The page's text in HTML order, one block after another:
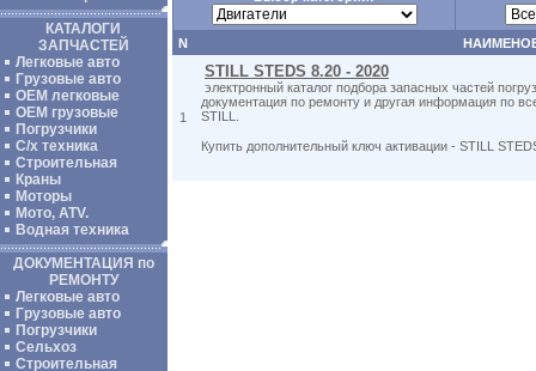
КАТАЛОГИ
ЗАПЧАСТЕЙ
Легковые авто
Грузовые авто
ОЕМ легковые
OEM грузовые
Погрузчики
С/х техника
Строительная
Краны
Моторы
Мото, ATV.
Водная техника
ДОКУМЕНТАЦИЯ по
РЕМОНТУ
Легковые авто
Грузовые авто
Погрузчики
Сельхоз
Строительная
N
1
STILL STEDS 8.20 - 2020
электронный каталог подбора запасных частей
документация по ремонту и другая информация по
STILL.
Купить дополнительный ключ активации - STILL